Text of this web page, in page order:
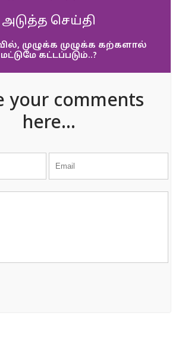
அடுத்த செய்தி
முழுக்க முழுக்க கற்களால்
மட்டுமே கட்டப்படும்..?
your comments
here...